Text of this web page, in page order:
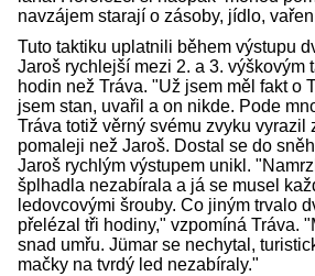
navzájem starají o zásoby, jídlo,
Tuto taktiku uplatnili během výstupu
Jaroš rychlejší mezi 2. a 3. výškovým
hodin než Tráva. "Už jsem měl fakt o
jsem stan, uvařil a on nikde. Pode
Tráva totiž věrný svému zvyku vyrazil
pomaleji než Jaroš. Dostal se do
Jaroš rychlým výstupem unikl.
šplhadla nezabírala a já se musel
ledovcovými šrouby. Co jiným trvalo
přelézal tři hodiny," vzpomíná Tráva.
snad umřu. Jümar se nechytal,
mačky na tvrdý led nezabíraly."